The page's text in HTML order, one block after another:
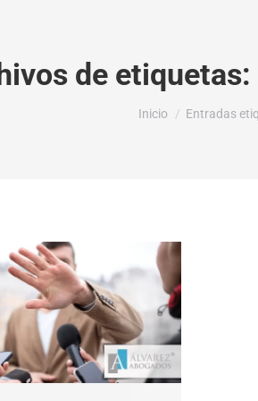
de etiquetas:
Estás aquí:
Inicio Entradas